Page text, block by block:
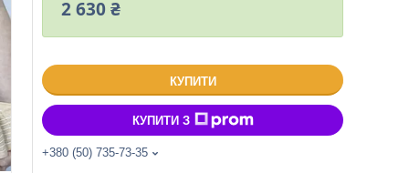
2 630 ₴
КУПИТИ
КУПИТИ З
+380 (50) 735-73-35